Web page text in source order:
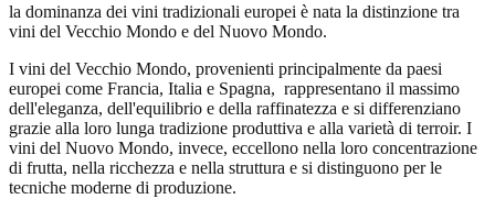
la dominanza dei vini tradizionali europei è nata la distinzione tra
vini del Vecchio Mondo e del Nuovo Mondo.
I vini del Vecchio Mondo, provenienti principalmente da paesi
europei come Francia, Italia e Spagna, rappresentano il massimo
dell'eleganza, dell'equilibrio e della raffinatezza e si differenziano
grazie alla loro lunga tradizione produttiva e alla varietà di terroir. I
vini del Nuovo Mondo, invece, eccellono nella loro concentrazione
di frutta, nella ricchezza e nella struttura e si distinguono per le
tecniche moderne di produzione.